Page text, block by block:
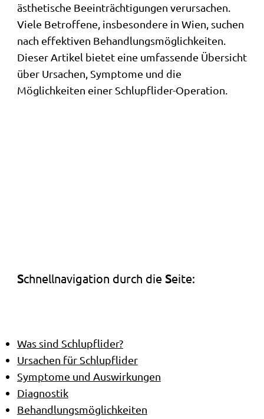
ästhetische Beeinträchtigungen verursachen.
Viele Betroffene, insbesondere in Wien, suchen
nach effektiven Behandlungsmöglichkeiten.
Dieser Artikel bietet eine umfassende Übersicht
über Ursachen, Symptome und die
Möglichkeiten einer Schlupflider-Operation.
Schnellnavigation durch die Seite:
Was sind Schlupflider?
Ursachen für Schlupflider
Symptome und Auswirkungen
Diagnostik
Behandlungsmöglichkeiten